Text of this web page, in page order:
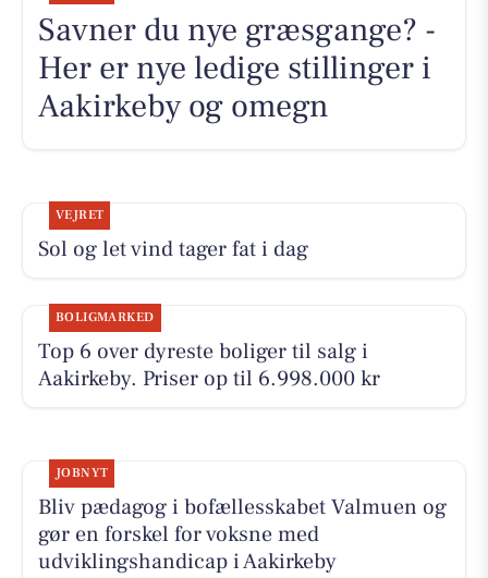
Savner du nye græsgange? -
Her er nye ledige stillinger i
Aakirkeby og omegn
VEJRET
Sol og let vind tager fat i dag
BOLIGMARKED
Top 6 over dyreste boliger til salg i
Aakirkeby. Priser op til 6.998.000 kr
JOBNYT
Bliv pædagog i bofællesskabet Valmuen og
gør en forskel for voksne med
udviklingshandicap i Aakirkeby